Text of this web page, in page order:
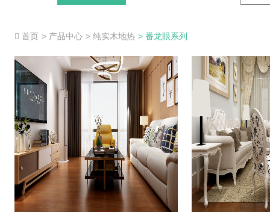
首页 > 产品中心 > 纯实木地热 > 番龙眼系列